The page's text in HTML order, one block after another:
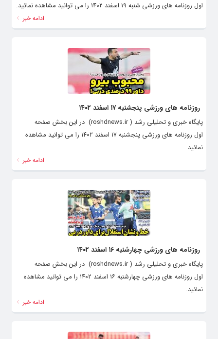
اول روزنامه های ورزشی شنبه ۱۹ اسفند ۱۴۰۲ را می توانید مشاهده نمائید.
ادامه خبر
روزنامه های ورزشی پنجشنبه ۱۷ اسفند ۱۴۰۲
پایگاه خبری و تحلیلی رشد ( roshdnews.ir) در این بخش صفحه
اول روزنامه های ورزشی پنجشنبه ۱۷ اسفند ۱۴۰۲ را می توانید مشاهده
نمائید.
ادامه خبر
روزنامه های ورزشی چهارشنبه ۱۶ اسفند ۱۴۰۲
پایگاه خبری و تحلیلی رشد ( roshdnews.ir) در این بخش صفحه
اول روزنامه های ورزشی چهارشنبه ۱۶ اسفند ۱۴۰۲ را می توانید مشاهده
نمائید.
ادامه خبر